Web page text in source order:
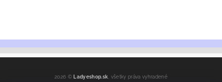
2026 © Ladyeshop.sk , všetky práva vyhradené